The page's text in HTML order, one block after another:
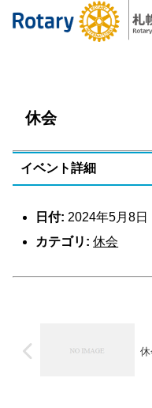
休会
イベント詳細
日付: 2024年5月8日
カテゴリ: 休会
休